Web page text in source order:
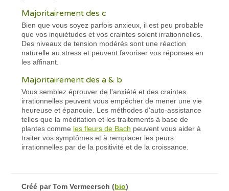
Majoritairement des c
Bien que vous soyez parfois anxieux, il est peu probable
que vos inquiétudes et vos craintes soient irrationnelles.
Des niveaux de tension modérés sont une réaction
naturelle au stress et peuvent favoriser vos réponses en
les affinant.
Majoritairement des a & b
Vous semblez éprouver de l'anxiété et des craintes
irrationnelles peuvent vous empêcher de mener une vie
heureuse et épanouie. Les méthodes d'auto-assistance
telles que la méditation et les traitements à base de
plantes comme les fleurs de Bach peuvent vous aider à
traiter vos symptômes et à remplacer les peurs
irrationnelles par de la positivité et de la croissance.
Créé parTom Vermeersch (bio)